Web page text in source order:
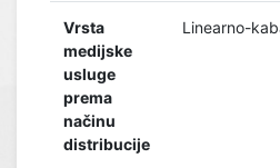
Vrsta
medijske
usluge
prema
načinu
distribucije
Linearno-